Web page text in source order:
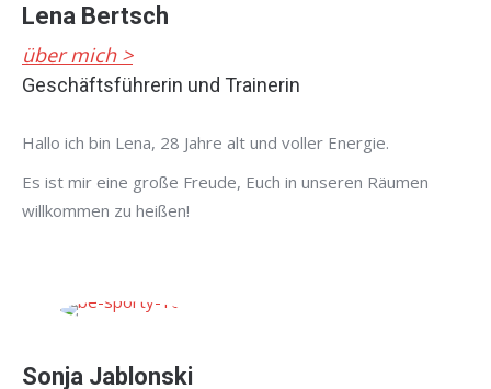
Lena Bertsch
über mich >
Geschäftsführerin und Trainerin
Hallo ich bin Lena, 28 Jahre alt und voller Energie.
Es ist mir eine große Freude, Euch in unseren Räumen
willkommen zu heißen!
Sonja Jablonski